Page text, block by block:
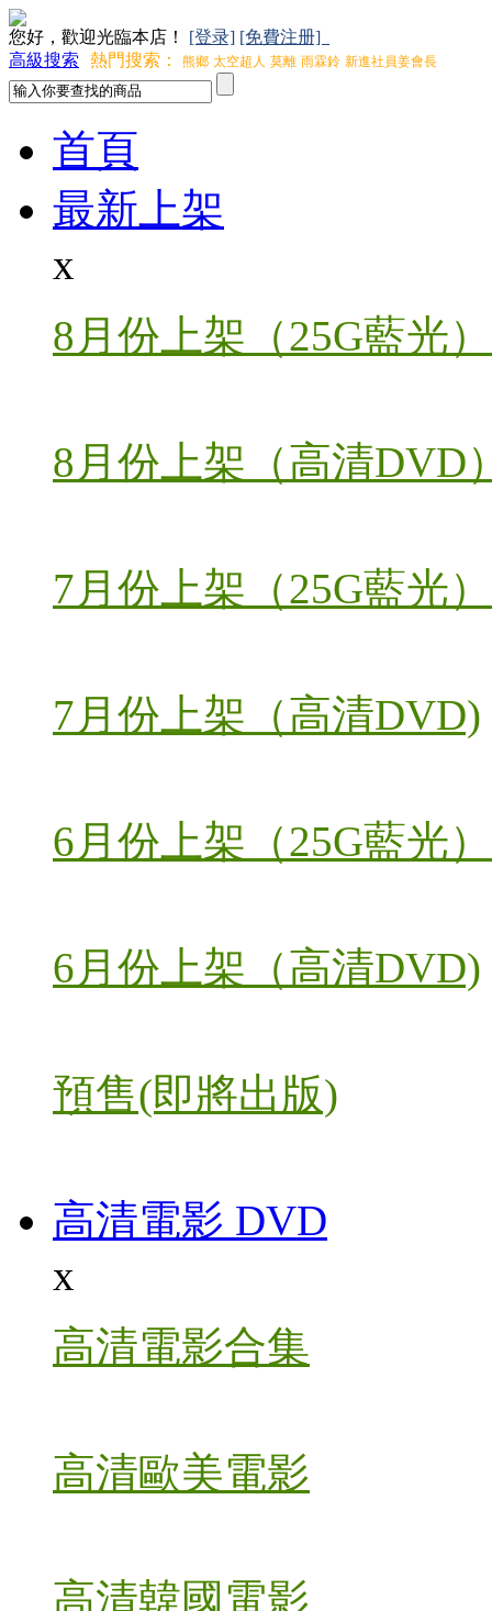
您好，歡迎光臨本店！ [登录] [免費注册]
高級搜索
熱門搜索： 熊鄉 太空超人 莫離 雨霖鈴 新進社員姜會長
首頁
最新上架
x
8月份上架（25G藍光）
8月份上架（高清DVD
7月份上架（25G藍光）
7月份上架（高清DVD)
6月份上架（25G藍光）
6月份上架（高清DVD)
預售(即將出版)
高清電影 DVD
x
高清電影合集
高清歐美電影
高清韓國電影